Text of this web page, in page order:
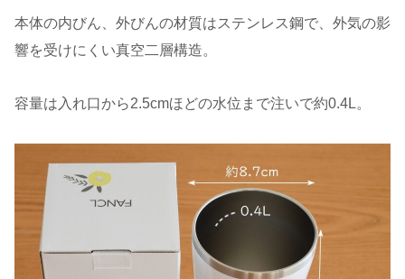
本体の内びん、外びんの材質はステンレス鋼で、外気の影
響を受けにくい真空二層構造。
容量は入れ口から2.5cmほどの水位まで注いで約0.4L。